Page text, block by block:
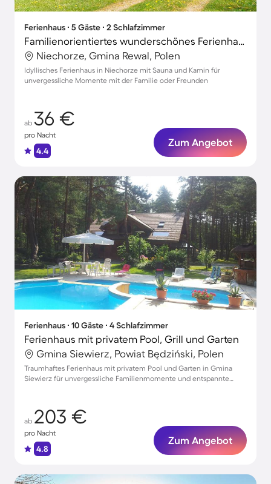
Ferienhaus ∙ 5 Gäste ∙ 2 Schlafzimmer
Familienorientiertes wunderschönes Ferienhaus mit Garten, Sauna und Terrasse | Haustiere sind willkommen
Niechorze, Gmina Rewal, Polen
Idyllisches Ferienhaus in Niechorze mit Sauna und Kamin für
unvergessliche Momente mit der Familie oder Freunden
ab 36 €
pro Nacht
4.4
Zum Angebot
Ferienhaus ∙ 10 Gäste ∙ 4 Schlafzimmer
Ferienhaus mit privatem Pool, Grill und Garten
Gmina Siewierz, Powiat Będziński, Polen
Traumhaftes Ferienhaus mit privatem Pool und Garten in Gmina
Siewierz für unvergessliche Familienmomente und entspannte
ab 203 €
pro Nacht
4.8
Zum Angebot